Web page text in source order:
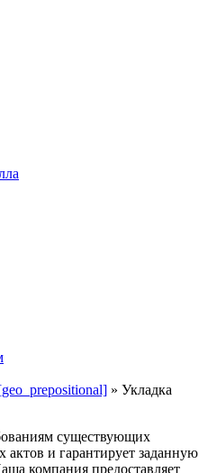
» Укладка
существующих
и гарантирует заданную
компания предоставляет